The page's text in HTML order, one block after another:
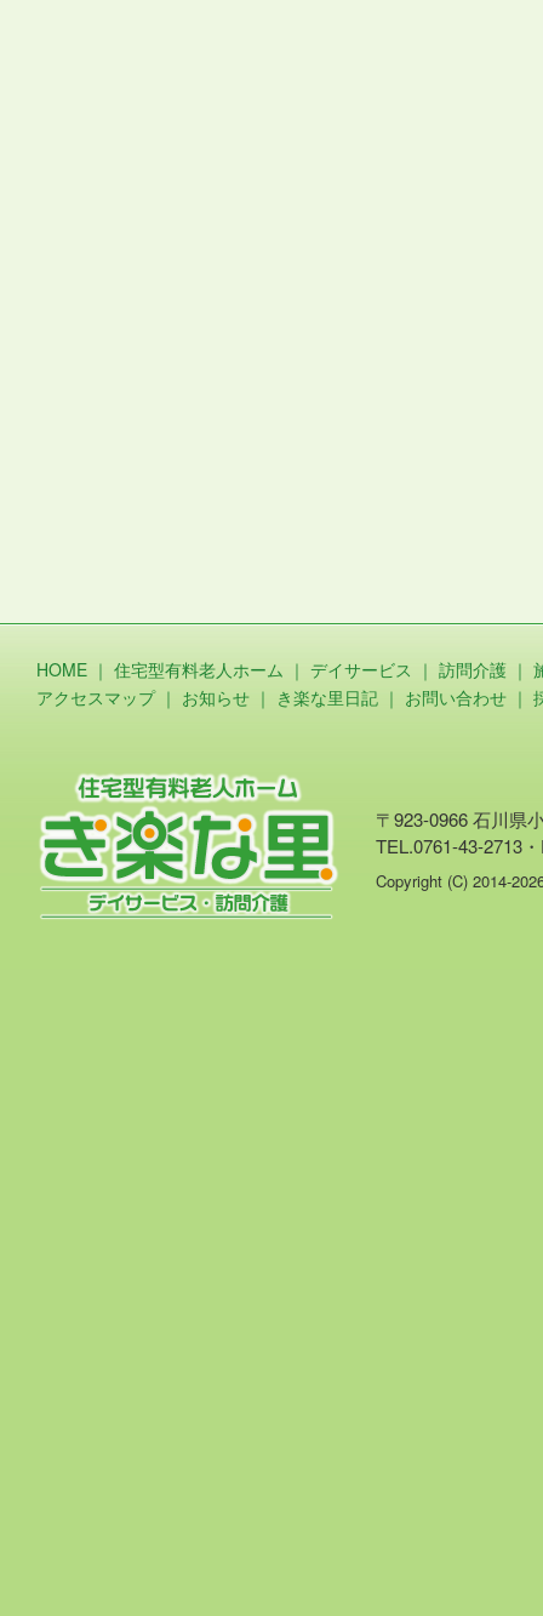
HOME ｜ 住宅型有料老人ホーム ｜ デイサービス ｜ 訪問介護 ｜
アクセスマップ｜ お知らせ ｜ き楽な里日記 ｜ お問い合わせ ｜
〒923-0966 石川県
TEL.0761-43-2713
Copyright (C) 2014-